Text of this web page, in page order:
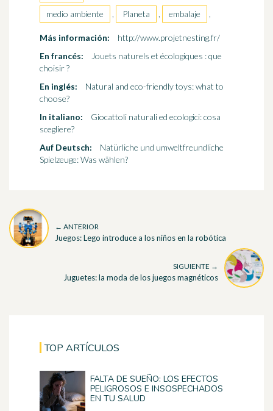
medio ambiente
, Planeta , embalaje ,
Más información:
http://www.projetnesting.fr/
En francés:
Jouets naturels et écologiques : que
choisir ?
En inglés:
Natural and eco-friendly toys: what to
choose?
In italiano:
Giocattoli naturali ed ecologici: cosa
scegliere?
Auf Deutsch:
Natürliche und umweltfreundliche
Spielzeuge: Was wählen?
← ANTERIOR
Juegos: Lego introduce a los niños en la robótica
SIGUIENTE →
Juguetes: la moda de los juegos magnéticos
TOP ARTÍCULOS
FALTA DE SUEÑO: LOS EFECTOS
PELIGROSOS E INSOSPECHADOS
EN TU SALUD